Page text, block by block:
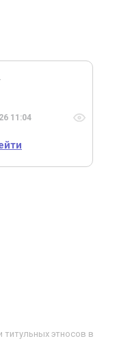
11:04
этносов в